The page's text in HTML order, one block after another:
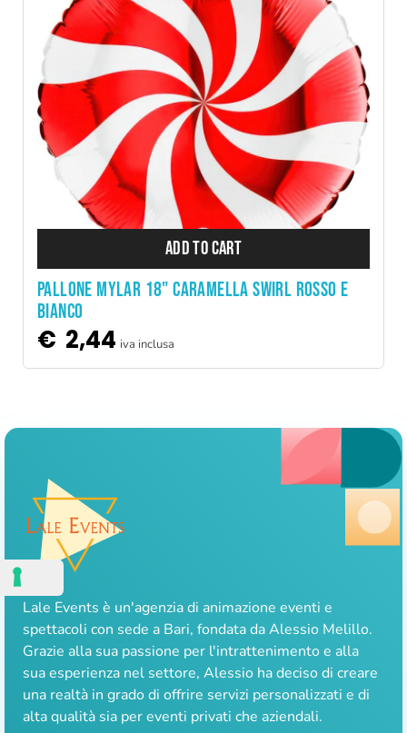
ADD TO CART
PALLONE MYLAR 18" CARAMELLA SWIRL ROSSO E
BIANCO
€ 2,44 iva inclusa
Lale Events è un'agenzia di animazione eventi e
spettacoli con sede a Bari, fondata da Alessio Melillo.
Grazie alla sua passione per l'intrattenimento e alla
sua esperienza nel settore, Alessio ha deciso di creare
una realtà in grado di offrire servizi personalizzati e di
alta qualità sia per eventi privati che aziendali.